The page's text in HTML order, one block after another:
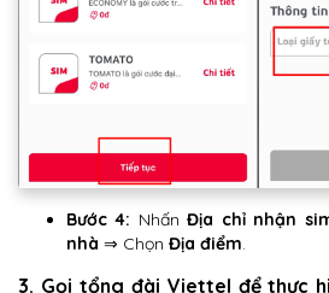
Bước 4: Nhấn Địa chỉ nhận
nhà ⇒ Chọn Địa điểm
3. Gọi tổng đài Viettel để thực